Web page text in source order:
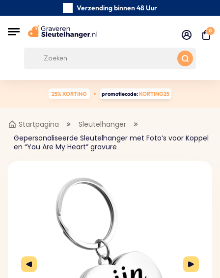
Verzending binnen 48 Uur
Klanten Beoordelingen:
0
25% KORTING promotiecode:KORTING25
Startpagina
Sleutelhanger
Gepersonaliseerde Sleutelhanger met Foto’s voor Koppel
en “You Are My Heart” gravure